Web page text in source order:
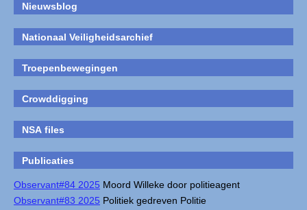
Nieuwsblog
Nationaal Veiligheidsarchief
Troepenbewegingen
Crowddigging
NSA files
Publicaties
Observant#84 2025 Moord Willeke door politieagent
Observant#83 2025 Politiek gedreven Politie